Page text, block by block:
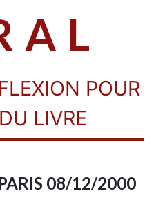
POUR
LIVRE
08/12/2000